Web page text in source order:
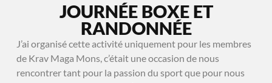
JOURNÉE BOXE ET
RANDONNÉE
J’ai organisé cette activité uniquement pour les membres
de Krav Maga Mons, c’était une occasion de nous
rencontrer tant pour la passion du sport que pour nous